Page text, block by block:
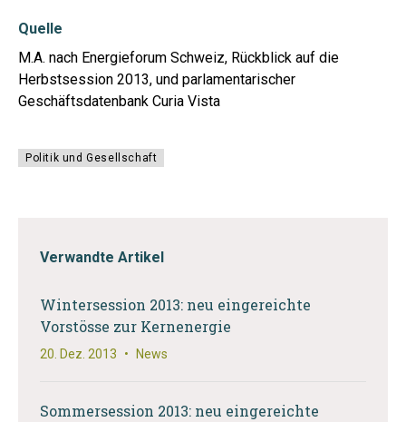
Quelle
M.A. nach Energieforum Schweiz, Rückblick auf die
Herbstsession 2013, und parlamentarischer
Geschäftsdatenbank Curia Vista
Politik und Gesellschaft
Verwandte Artikel
Wintersession 2013: neu eingereichte
Vorstösse zur Kernenergie
20. Dez. 2013 • News
Sommersession 2013: neu eingereichte